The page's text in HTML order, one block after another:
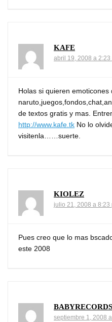
KAFE
abril 19, 2008 a 2:23
Holas si quieren emoticones
de textos gratis y mas.
http://www.kafe.tk No lo
visitenla……suerte.
KIOLEZ
julio 21, 2008 a 8:23
Pues creo que lo mas
este 2008
BABYRECORDS
septiembre 1, 2008